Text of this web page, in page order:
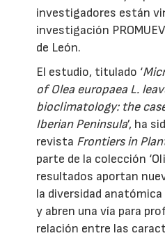
investigadores están
investigación
de León.
El estudio, titulado ‘
of Olea europaea L.
bioclimatology: the
Iberian Peninsula’, ha
revista Frontiers in
parte de la colección
resultados aportan
la diversidad
y abren una vía para
relación entre las